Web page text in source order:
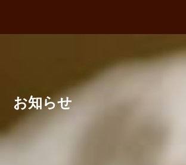
お知らせ